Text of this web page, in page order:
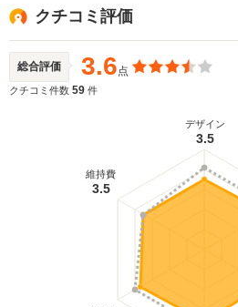
クチコミ評価
総合評価 3.6点
クチコミ件数 59 件
デザイン
3.5
維持費
3.5